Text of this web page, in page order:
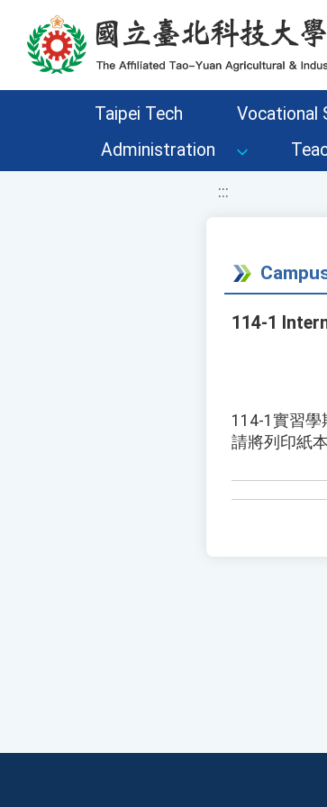
移至網頁之主要內容區位置
Taipei Tech Vocational
Administration
:::
114-1
114-1實習
請將列印紙